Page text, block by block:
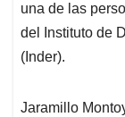
una de las
del Instituto de
(Inder).
Jaramillo